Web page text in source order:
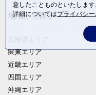
地域から探す
関東エリア
近畿エリア
四国エリア
沖縄エリア
意したことものといたします
詳細についてはプライバシ